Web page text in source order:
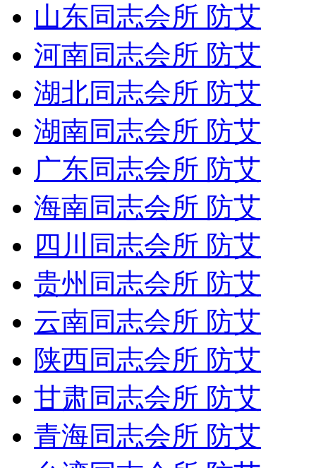
山东同志会所 防艾
河南同志会所 防艾
湖北同志会所 防艾
湖南同志会所 防艾
广东同志会所 防艾
海南同志会所 防艾
四川同志会所 防艾
贵州同志会所 防艾
云南同志会所 防艾
陕西同志会所 防艾
甘肃同志会所 防艾
青海同志会所 防艾